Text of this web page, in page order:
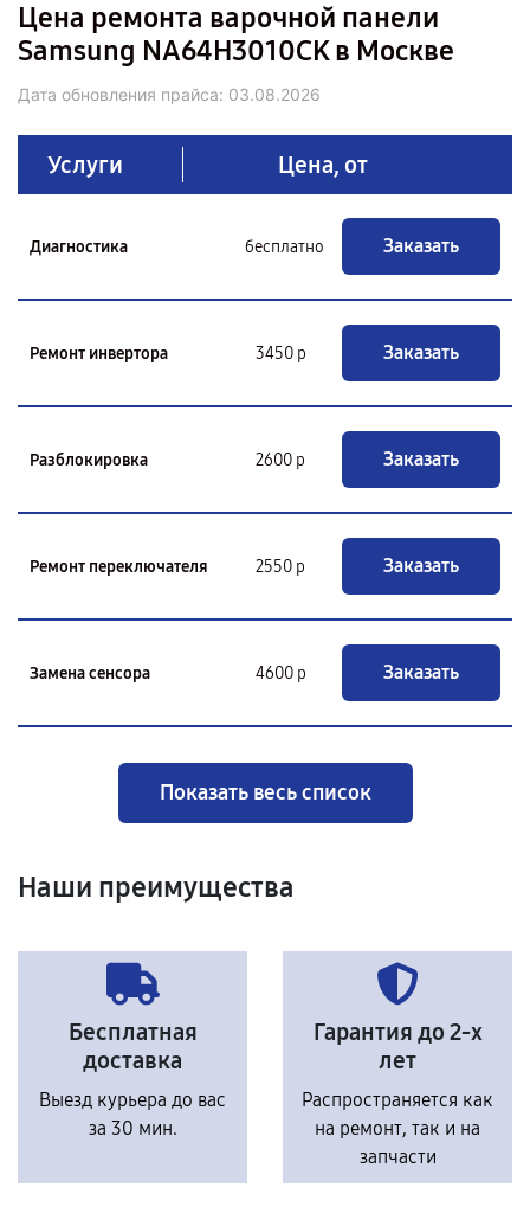
Цена ремонта варочной панели
Samsung NA64H3010CK в Москве
Дата обновления прайса: 03.08.2026
Услуги Цена, от
Диагностика бесплатно Заказать
Ремонт инвертора 3450 р Заказать
Разблокировка 2600 р Заказать
Ремонт переключателя 2550 р Заказать
Замена сенсора 4600 р Заказать
Показать весь список
Наши преимущества
Бесплатная
доставка
Выезд курьера до вас
за 30 мин.
Гарантия до 2-х
лет
Распространяется как
на ремонт, так и на
запчасти